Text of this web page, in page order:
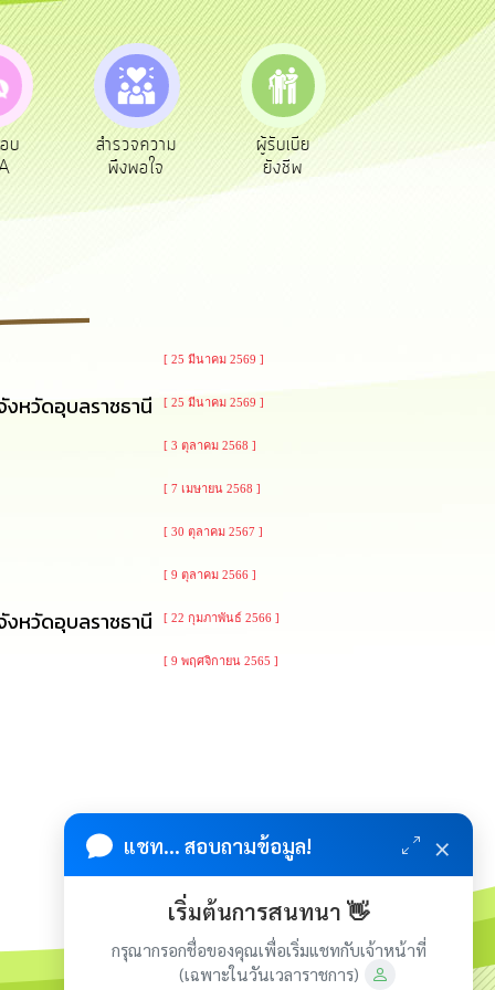
รวจความ
พึงพอใจ
ผู้รับเบีย
ยังชีพ
ประเมินภาษี
ท้องถิ่น
ทะเบีย
[ 25 มีนาคม 2569 ]
งหวัดอุบลราชธานี [ 25 มีนาคม 2569 ]
[ 3 ตุลาคม 2568 ]
[ 7 เมษายน 2568 ]
[ 30 ตุลาคม 2567 ]
[ 9 ตุลาคม 2566 ]
งหวัดอุบลราชธานี [ 22 กุมภาพันธ์ 2566 ]
[ 9 พฤศจิกายน 2565 ]
แชท... สอบถามข้อมูล! ×
เริ่มต้นการสนทนา 👋
กรุณากรอกชื่อของคุณเพื่อเริ่มแชทกับเจ้าหน้าที่
(เฉพาะในวันเวลาราชการ)